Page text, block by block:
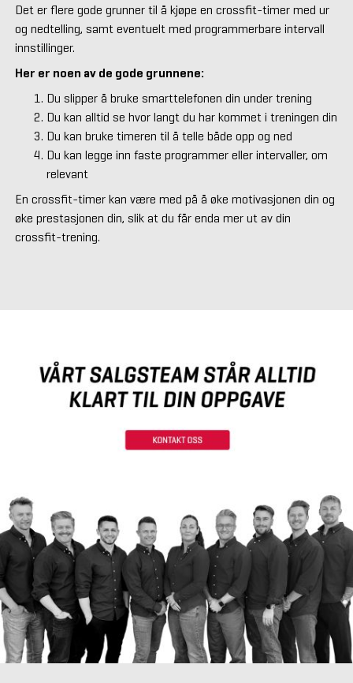
Det er flere gode grunner til å kjøpe en crossfit-timer med ur
og nedtelling, samt eventuelt med programmerbare intervall
innstillinger.
Her er noen av de gode grunnene:
Du slipper å bruke smarttelefonen din under trening
Du kan alltid se hvor langt du har kommet i treningen din
Du kan bruke timeren til å telle både opp og ned
Du kan legge inn faste programmer eller intervaller, om
relevant
En crossfit-timer kan være med på å øke motivasjonen din og
øke prestasjonen din, slik at du får enda mer ut av din
crossfit-trening.